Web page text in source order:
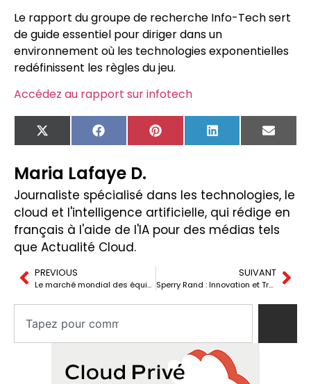
Le rapport du groupe de recherche Info-Tech sert
de guide essentiel pour diriger dans un
environnement où les technologies exponentielles
redéfinissent les règles du jeu.
Accédez au rapport sur infotech
X
(Twitter)
FacebookPinterest LinkedIn Email
Maria Lafaye D.
Journaliste spécialisé dans les technologies, le
cloud et l'intelligence artificielle, qui rédige en
français à l'aide de l'IA pour des médias tels
que Actualité Cloud.
PREVIOUS
Le marché mondial des équipements de test 5G augmentera de 605,76 millions de dollars sous l’impulsion d’une adoption massive de la technologie
SUIVANT
Sperry Rand : Innovation et Transformation dans l’Histoire de l’Informatique